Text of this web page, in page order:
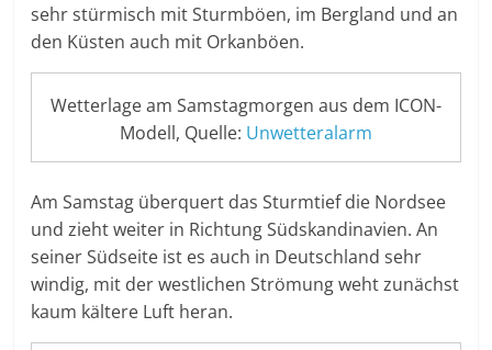
sehr stürmisch mit Sturmböen, im Bergland und an
den Küsten auch mit Orkanböen.
Wetterlage am Samstagmorgen aus dem ICON-
Modell, Quelle: Unwetteralarm
Am Samstag überquert das Sturmtief die Nordsee
und zieht weiter in Richtung Südskandinavien. An
seiner Südseite ist es auch in Deutschland sehr
windig, mit der westlichen Strömung weht zunächst
kaum kältere Luft heran.